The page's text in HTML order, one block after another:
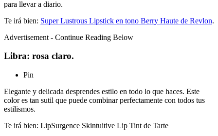
para llevar a diario.
Te irá bien: Super Lustrous Lipstick en tono Berry Haute de Revlon.
Advertisement - Continue Reading Below
Libra: rosa claro.
Pin
Elegante y delicada desprendes estilo en todo lo que haces. Este
color es tan sutil que puede combinar perfectamente con todos tus
estilismos.
Te irá bien: LipSurgence Skintuitive Lip Tint de Tarte